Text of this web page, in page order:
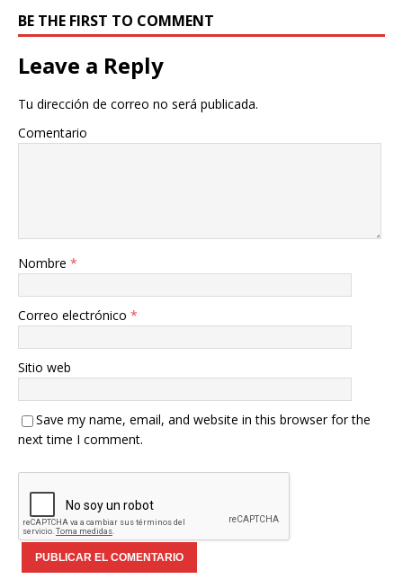
BE THE FIRST TO COMMENT
Leave a Reply
Tu dirección de correo no será publicada.
Comentario
Nombre *
Correo electrónico *
Sitio web
Save my name, email, and website in this browser for the
next time I comment.